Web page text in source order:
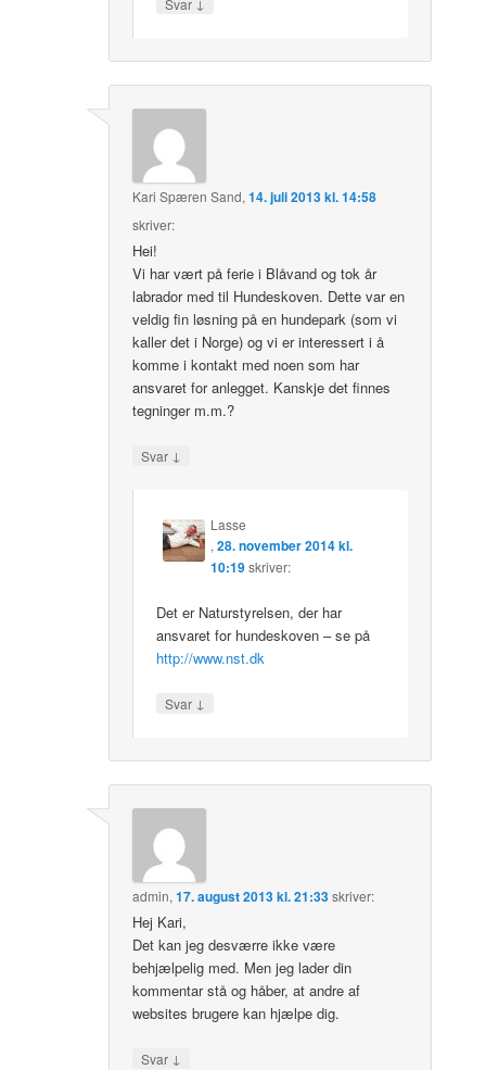
Kari Spæren Sand,14. juli 2013 kl. 14:58
skriver:
Hei!
Vi har vært på ferie i Blåvand og tok år
labrador med til Hundeskoven. Dette var en
veldig fin løsning på en hundepark (som vi
kaller det i Norge) og vi er interessert i å
komme i kontakt med noen som har
ansvaret for anlegget. Kanskje det finnes
tegninger m.m.?
Svar ↓
Lasse
,28. november 2014 kl.
10:19 skriver:
Det er Naturstyrelsen, der har
ansvaret for hundeskoven – se på
http://www.nst.dk
Svar ↓
admin,17. august 2013 kl. 21:33skriver:
Hej Kari,
Det kan jeg desværre ikke være
behjælpelig med. Men jeg lader din
kommentar stå og håber, at andre af
websites brugere kan hjælpe dig.
Svar ↓